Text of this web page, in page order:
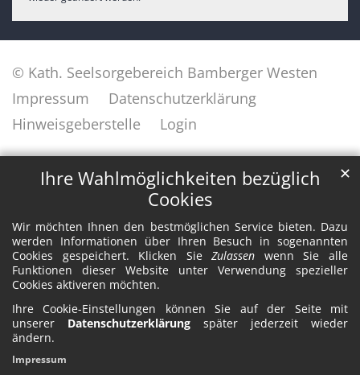
Ihre Wahlmöglichkeiten bezüglich
Cookies
Wir möchten Ihnen den bestmöglichen Service bieten. Dazu
werden Informationen über Ihren Besuch in sogenannten
Cookies gespeichert. Klicken SieZulassen wenn Sie alle
Funktionen dieser Website unter Verwendung spezieller
Cookies aktiveren möchten.
Ihre Cookie-Einstellungen können Sie auf der Seite mit
unserer Datenschutzerklärung später jederzeit wieder
ändern.
✕
Impressum
© Kath. Seelsorgebereich Bamberger Westen
Impressum
Datenschutzerklärung
Hinweisgeberstelle
Login